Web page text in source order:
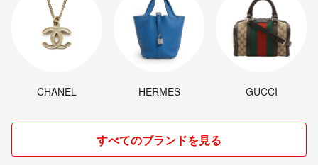
CHANEL HERMES GUCCI
すべてのブランドを見る